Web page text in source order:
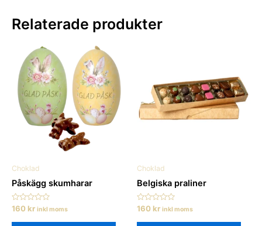
Relaterade produkter
Choklad
Påskägg skumharar
Betygsatt
av
160 kr inkl moms
Choklad
Belgiska praliner
Betygsatt
av
160 kr inkl moms